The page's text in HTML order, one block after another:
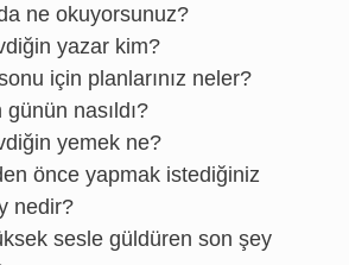
ne okuyorsunuz?
yazar kim?
için planlarınız neler?
günün nasıldı?
yemek ne?
önce yapmak istediğiniz
nedir?
sesle güldüren son şey